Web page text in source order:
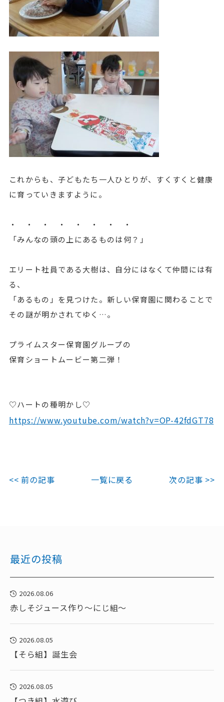
これからも、子どもたち一人ひとりが、すくすくと健康
に育っていきますように。
・ ・ ・ ・ ・ ・ ・ ・
「みんなの頭の上にあるものは何？」
エリート社員である大樹は、自分にはなくて仲間には有
る、
「あるもの」を見つけた。新しい保育園に関わることで
その謎が明かされてゆく…。
プライムスター保育園グループの
保育ショートムービー第二弾！
♡ハートの種明かし♡
https://www.youtube.com/watch?v=OP-42fdGT78
<< 前の記事 一覧に戻る 次の記事 >>
最近の投稿
2026.08.06
赤しそジュース作り～にじ組～
2026.08.05
【そら組】誕生会
2026.08.05